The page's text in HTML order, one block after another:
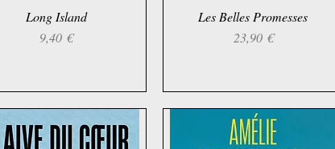
Schnellansicht
Long Island
Preis
9,40 €
Schnellansicht
Les Belles Promesses
Preis
23,90 €